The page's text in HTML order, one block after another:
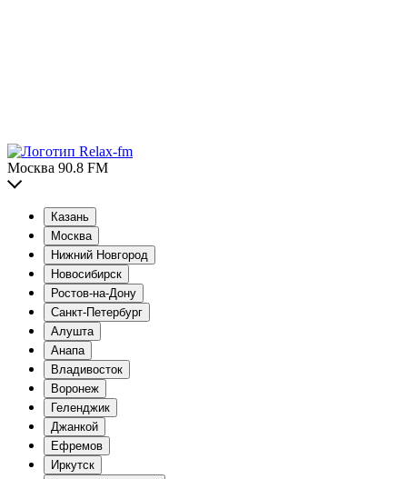
Москва 90.8 FM
Казань
Москва
Нижний Новгород
Новосибирск
Ростов-на-Дону
Санкт-Петербург
Алушта
Анапа
Владивосток
Воронеж
Геленджик
Джанкой
Ефремов
Иркутск